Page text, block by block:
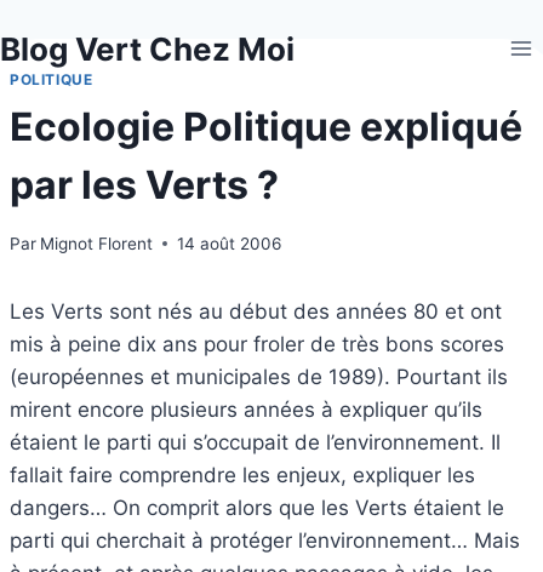
au
contenu
Blog Vert Chez Moi
POLITIQUE
Ecologie Politique expliqué
par les Verts ?
Par Mignot Florent 14 août 2006
Les Verts sont nés au début des années 80 et ont
mis à peine dix ans pour froler de très bons scores
(européennes et municipales de 1989). Pourtant ils
mirent encore plusieurs années à expliquer qu’ils
étaient le parti qui s’occupait de l’environnement. Il
fallait faire comprendre les enjeux, expliquer les
dangers… On comprit alors que les Verts étaient le
parti qui cherchait à protéger l’environnement… Mais